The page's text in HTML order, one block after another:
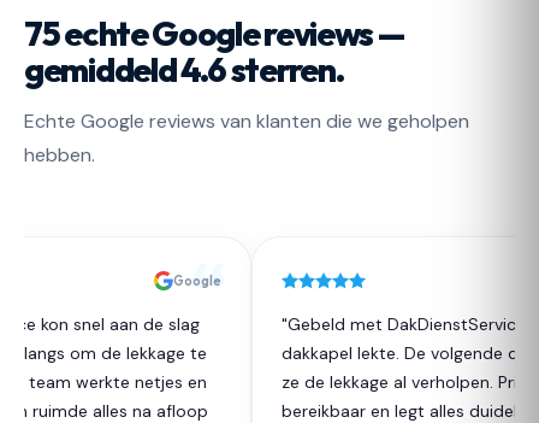
75 echte Google reviews —
gemiddeld 4.6 sterren.
Echte Google reviews van klanten die we geholpen
hebben.
Google
kon snel aan de slag
langs om de lekkage te
team werkte netjes en
ruimde alles na afloop
"Gebeld met DakDienstService
dakkapel lekte. De volgende dag
ze de lekkage al verholpen. Prima
bereikbaar en legt alles duidelijk